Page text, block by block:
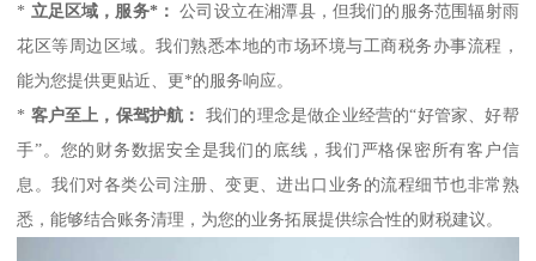
* 立足区域，服务*： 公司设立在湘潭县，但我们的服务范围辐射雨
花区等周边区域。我们熟悉本地的市场环境与工商税务办事流程，
能为您提供更贴近、更*的服务响应。
* 客户至上，保驾护航：
我们的理念是做企业经营的“好管家、好帮
手”。您的财务数据安全是我们的底线，我们严格保密所有客户信
息。我们对各类公司注册、变更、进出口业务的流程细节也非常熟
悉，能够结合账务清理，为您的业务拓展提供综合性的财税建议。